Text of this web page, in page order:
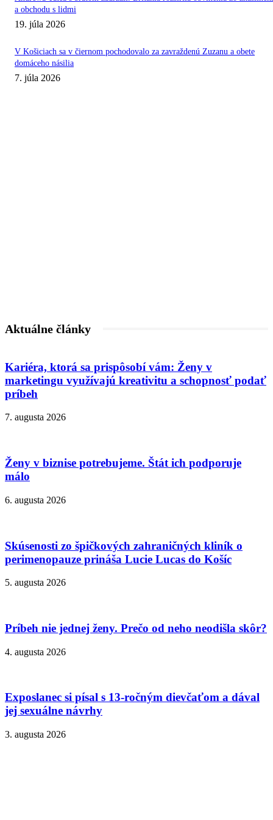
a obchodu s lidmi
19. júla 2026
V Košiciach sa v čiernom pochodovalo za zavraždenú Zuzanu a obete
domáceho násilia
7. júla 2026
Aktuálne články
Kariéra, ktorá sa prispôsobí vám: Ženy v
marketingu využívajú kreativitu a schopnosť podať
príbeh
7. augusta 2026
Ženy v biznise potrebujeme. Štát ich podporuje
málo
6. augusta 2026
Skúsenosti zo špičkových zahraničných kliník o
perimenopauze prináša Lucie Lucas do Košíc
5. augusta 2026
Príbeh nie jednej ženy. Prečo od neho neodišla skôr?
4. augusta 2026
Exposlanec si písal s 13-ročným dievčaťom a dával
jej sexuálne návrhy
3. augusta 2026